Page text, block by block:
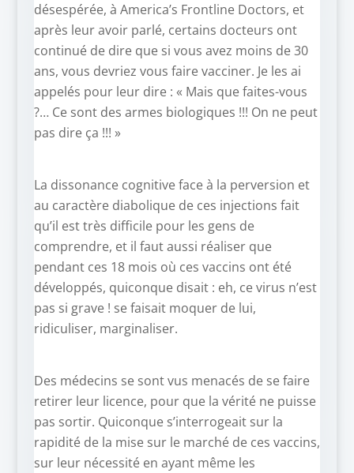
désespérée, à America’s Frontline Doctors, et
après leur avoir parlé, certains docteurs ont
continué de dire que si vous avez moins de 30
ans, vous devriez vous faire vacciner. Je les ai
appelés pour leur dire : « Mais que faites-vous
?… Ce sont des armes biologiques !!! On ne peut
pas dire ça !!! »
La dissonance cognitive face à la perversion et
au caractère diabolique de ces injections fait
qu’il est très difficile pour les gens de
comprendre, et il faut aussi réaliser que
pendant ces 18 mois où ces vaccins ont été
développés, quiconque disait : eh, ce virus n’est
pas si grave ! se faisait moquer de lui,
ridiculiser, marginaliser.
Des médecins se sont vus menacés de se faire
retirer leur licence, pour que la vérité ne puisse
pas sortir. Quiconque s’interrogeait sur la
rapidité de la mise sur le marché de ces vaccins,
sur leur nécessité en ayant même les